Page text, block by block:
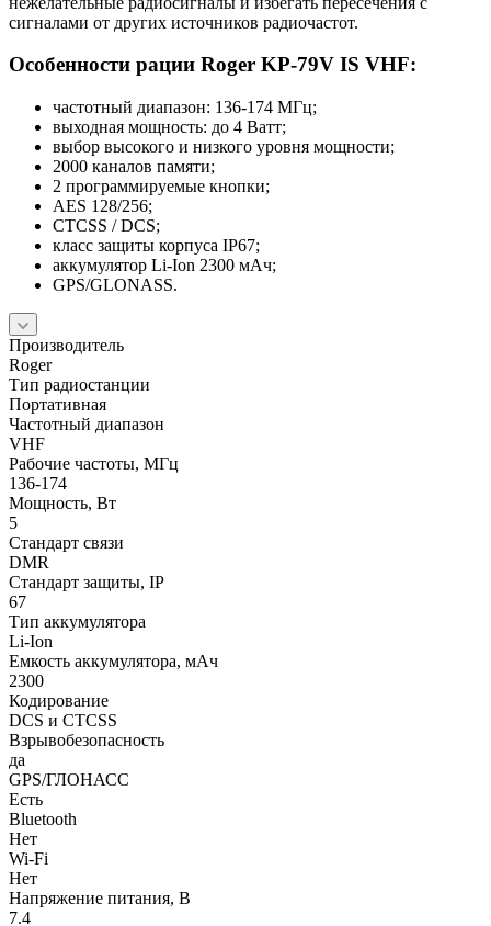
сигналами от других источников радиочастот.
Особенности рации Roger KP-79V IS VHF:
частотный диапазон: 136-174 МГц;
выходная мощность: до 4 Ватт;
выбор высокого и низкого уровня мощности;
2000 каналов памяти;
2 программируемые кнопки;
AES 128/256;
CTCSS / DCS;
класс защиты корпуса IP67;
аккумулятор Li-Ion 2300 мАч;
GPS/GLONASS.
Производитель
Roger
Тип радиостанции
Портативная
Частотный диапазон
VHF
Рабочие частоты, МГц
136-174
Мощность, Вт
5
Стандарт связи
DMR
Стандарт защиты, IP
67
Тип аккумулятора
Li-Ion
Емкость аккумулятора, мАч
2300
Кодирование
DCS и CTCSS
Взрывобезопасность
да
GPS/ГЛОНАСС
Есть
Bluetooth
Нет
Wi-Fi
Нет
Напряжение питания, В
7.4